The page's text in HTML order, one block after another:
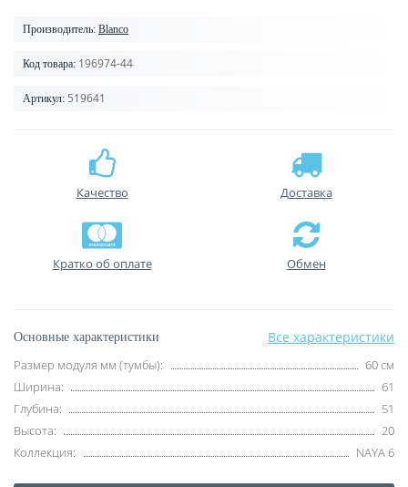
Производитель: Blanco
Код товара: 196974-44
Артикул: 519641
Качество Доставка
Кратко об оплате Обмен
Основные характеристики Все характеристики
Размер модуля мм (тумбы):
60 см
Ширина:
61
Глубина:
51
Высота:
20
Коллекция:
NAYA 6